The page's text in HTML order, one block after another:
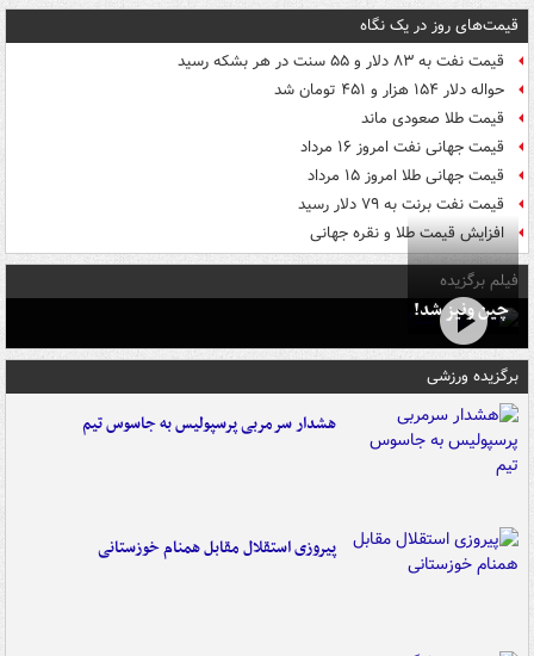
قیمت‌های روز در یک نگاه
قیمت نفت به ۸۳ دلار و ۵۵ سنت در هر بشکه رسید
حواله دلار ۱۵۴ هزار و ۴۵۱ تومان شد
قیمت طلا صعودی ماند
قیمت جهانی نفت امروز ۱۶ مرداد
قیمت جهانی طلا امروز ۱۵ مرداد
قیمت نفت برنت به ۷۹ دلار رسید
افزایش قیمت طلا و نقره جهانی
فیلم برگزیده
چین ونیز شد!
برگزیده ورزشی
هشدار سرمربی پرسپولیس به جاسوس تیم
پیروزی استقلال مقابل همنام خوزستانی